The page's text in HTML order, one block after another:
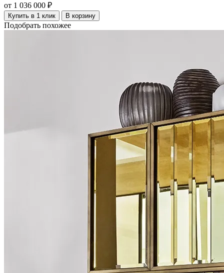
от 1 036 000 ₽
Купить в 1 клик В корзину
Подобрать похожее